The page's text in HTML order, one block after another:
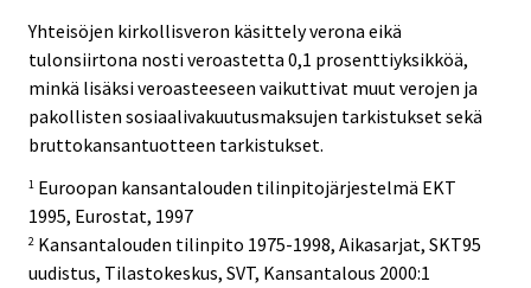
Yhteisöjen kirkollisveron käsittely verona eikä
tulonsiirtona nosti veroastetta 0,1 prosenttiyksikköä,
minkä lisäksi veroasteeseen vaikuttivat muut verojen ja
pakollisten sosiaalivakuutusmaksujen tarkistukset sekä
bruttokansantuotteen tarkistukset.
1 Euroopan kansantalouden tilinpitojärjestelmä EKT
1995, Eurostat, 1997
2 Kansantalouden tilinpito 1975-1998, Aikasarjat, SKT95
uudistus, Tilastokeskus, SVT, Kansantalous 2000:1